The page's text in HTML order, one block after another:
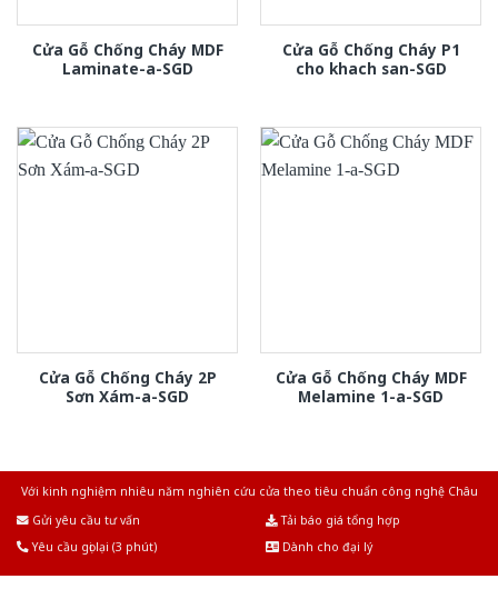
Cửa Gỗ Chống Cháy MDF
Laminate-a-SGD
Cửa Gỗ Chống Cháy P1
cho khach san-SGD
Cửa Gỗ Chống Cháy 2P
Sơn Xám-a-SGD
Cửa Gỗ Chống Cháy MDF
Melamine 1-a-SGD
Với kinh nghiệm nhiêu năm nghiên cứu cửa theo tiêu chuẩn công nghệ Châu
Gửi yêu cầu tư vấn
Tải báo giá tổng hợp
Yêu cầu gọi lại (3 phút)
Dành cho đại lý